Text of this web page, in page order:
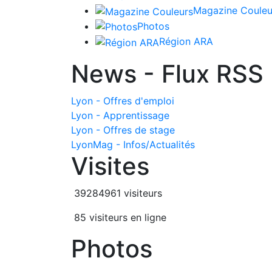
Magazine
Photos
Région ARA
News - Flux RSS
Lyon - Offres d'emploi
Lyon - Apprentissage
Lyon - Offres de stage
LyonMag - Infos/Actualités
Visites
39284961 visiteurs
85 visiteurs en ligne
Photos